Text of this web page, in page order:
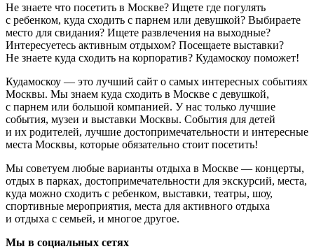
Не знаете что посетить в Москве? Ищете где погулять
с ребенком, куда сходить с парнем или девушкой? Выбираете
место для свидания? Ищете развлечения на выходные?
Интересуетесь активным отдыхом? Посещаете выставки?
Не знаете куда сходить на корпоратив? Кудамоскоу поможет!
Кудамоскоу — это лучший сайт о самых интересных событиях
Москвы. Мы знаем куда сходить в Москве с девушкой,
с парнем или большой компанией. У нас только лучшие
события, музеи и выставки Москвы. События для детей
и их родителей, лучшие достопримечательности и интересные
места Москвы, которые обязательно стоит посетить!
Мы советуем любые варианты отдыха в Москве — концерты,
отдых в парках, достопримечательности для экскурсий, места,
куда можно сходить с ребенком, выставки, театры, шоу,
спортивные мероприятия, места для активного отдыха
и отдыха с семьей, и многое другое.
Мы в социальных сетях